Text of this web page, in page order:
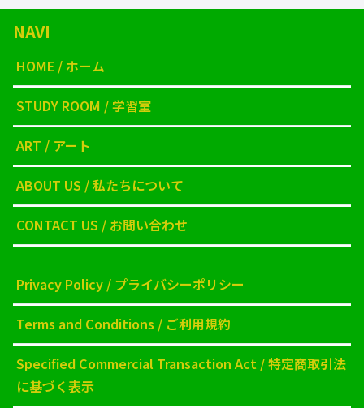
NAVI
HOME / ホーム
STUDY ROOM / 学習室
ART / アート
ABOUT US / 私たちについて
CONTACT US / お問い合わせ
Privacy Policy / プライバシーポリシー
Terms and Conditions / ご利用規約
Specified Commercial Transaction Act / 特定商取引法
に基づく表示